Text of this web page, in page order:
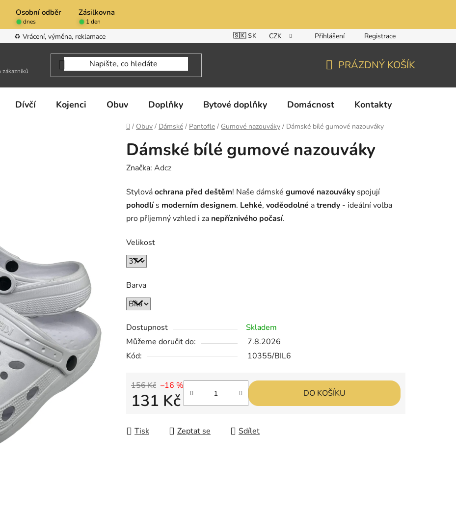
Osobní odběr Zásilkovna
dnes 1 den
♻️ Vrácení, výměna, reklamace 🇸🇰 SK CZK Přihlášení Registrace
zákazníků
KOŠÍK
PRÁZDNÝ KOŠÍK
Dívčí Kojenci Obuv Doplňky Bytové doplňky Domácnost Kontakty
Domů
/ Obuv / Dámské / Pantofle / Gumové nazouváky / Dámské bílé gumové nazouváky
Dámské bílé gumové nazouváky
Značka: Adcz
Stylováochrana před deštěm! Naše dámské gumové nazouváky spojují
pohodlís moderním designem. Lehké, voděodolné atrendy - ideální volba
pro příjemný vzhled i za nepříznivého počasí.
Velikost
Barva
Dostupnost
Skladem
Můžeme doručit do:
7.8.2026
Kód:
10355/BIL6
156 Kč –16 %
131 Kč DO KOŠÍKU
Tisk Zeptat se Sdílet